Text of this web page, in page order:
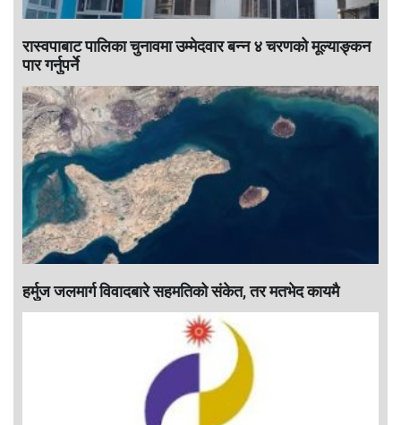
रास्वपाबाट पालिका चुनावमा उम्मेदवार बन्न ४ चरणको मूल्याङ्कन
पार गर्नुपर्ने
हर्मुज जलमार्ग विवादबारे सहमतिको संकेत, तर मतभेद कायमै